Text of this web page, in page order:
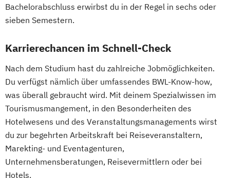
Bachelorabschluss erwirbst du in der Regel in sechs oder
sieben Semestern.
Karrierechancen im Schnell-Check
Nach dem Studium hast du zahlreiche Jobmöglichkeiten.
Du verfügst nämlich über umfassendes BWL-Know-how,
was überall gebraucht wird. Mit deinem Spezialwissen im
Tourismusmangement, in den Besonderheiten des
Hotelwesens und des Veranstaltungsmanagements wirst
du zur begehrten Arbeitskraft bei Reiseveranstaltern,
Marekting- und Eventagenturen,
Unternehmensberatungen, Reisevermittlern oder bei
Hotels.